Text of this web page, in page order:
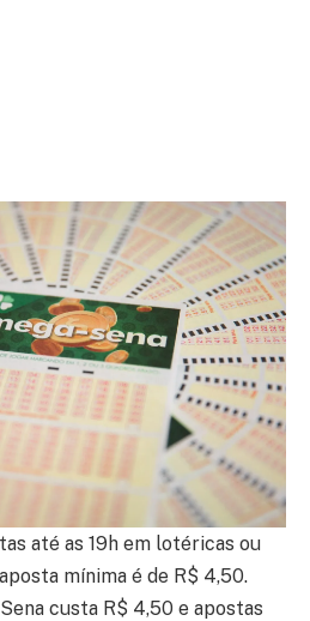
até as 19h em lotéricas ou
mínima é de R$ 4,50.
custa R$ 4,50 e apostas